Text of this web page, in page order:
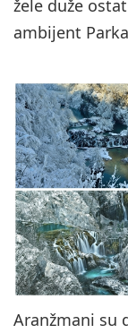
žele duže
ambijent
Aranžmani su